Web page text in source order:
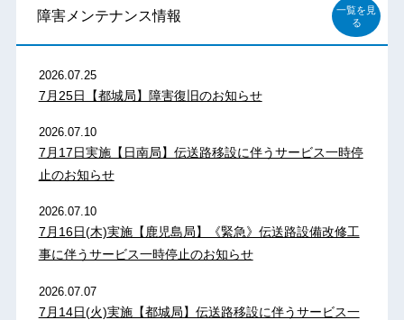
障害メンテナンス情報
一覧を見
る
2026.07.25
7月25日【都城局】障害復旧のお知らせ
2026.07.10
7月17日実施【日南局】伝送路移設に伴うサービス一時停
止のお知らせ
2026.07.10
7月16日(木)実施【鹿児島局】《緊急》伝送路設備改修工
事に伴うサービス一時停止のお知らせ
2026.07.07
7月14日(火)実施【都城局】伝送路移設に伴うサービス一